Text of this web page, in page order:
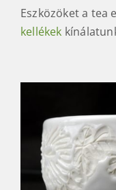
Eszközöket a tea
kellékek